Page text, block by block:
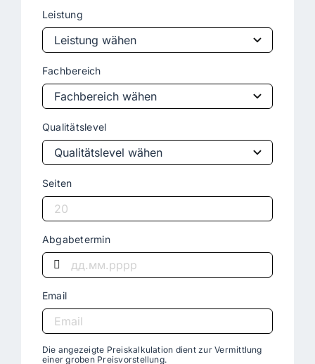
Leistung
Fachbereich
Qualitätslevel
Seiten
Abgabetermin
Email
Die angezeigte Preiskalkulation dient zur Vermittlung
einer groben Preisvorstellung.